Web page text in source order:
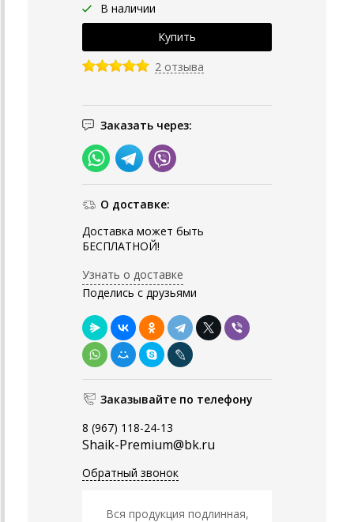
В наличии
2 отзыва
Заказать через:
О доставке:
Доставка может быть
БЕСПЛАТНОЙ!
Узнать о доставке
Поделись с друзьями
Заказывайте по телефону
8 (967) 118-24-13
Shaik-Premium@bk.ru
Обратный звонок
Вся продукция подлинная,